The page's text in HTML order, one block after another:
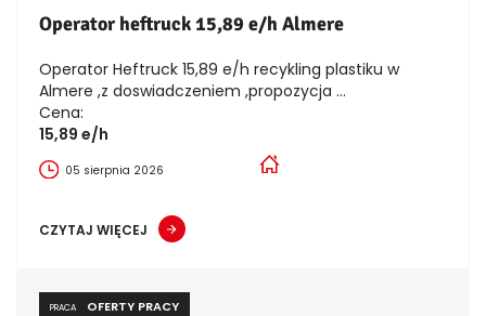
Operator heftruck 15,89 e/h Almere
Operator Heftruck 15,89 e/h recykling plastiku w
Almere ,z doswiadczeniem ,propozycja ...
Cena:
15,89 e/h
05 sierpnia 2026
CZYTAJ WIĘCEJ
PRACA OFERTY PRACY